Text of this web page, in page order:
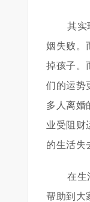
其实
姻失败。
掉孩子。
们的运势
多人离婚
业受阻财
的生活失
在生
帮助到大